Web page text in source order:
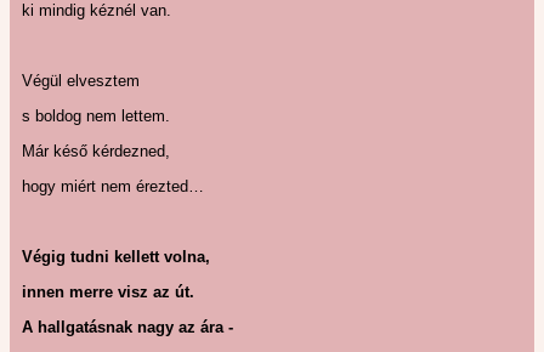
ki mindig kéznél van.
Végül elvesztem
s boldog nem lettem.
Már késő kérdezned,
hogy miért nem érezted…
Végig tudni kellett volna,
innen merre visz az út.
A hallgatásnak nagy az ára -